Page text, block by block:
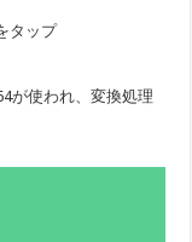
タップ
が使われ、変換処理